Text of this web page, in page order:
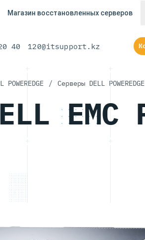
Магазин восстановленных серверов
40 120@itsupport.kz
/ Серверы DELL
EMC